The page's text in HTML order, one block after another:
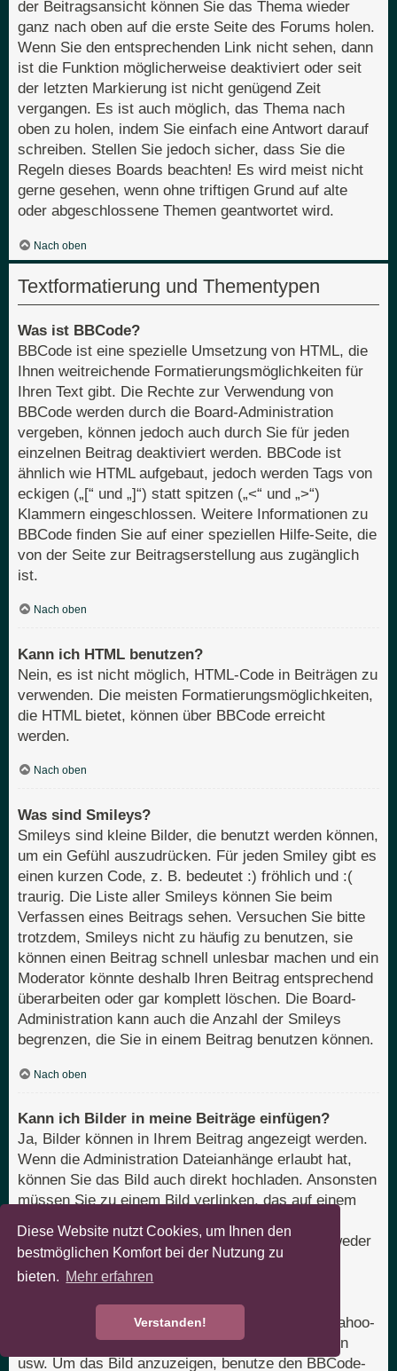
Diese Website nutzt Cookies, um Ihnen den
bestmöglichen Komfort bei der Nutzung zu
bieten. Mehr erfahren
Verstanden!
der Beitragsansicht können Sie das Thema wieder
ganz nach oben auf die erste Seite des Forums holen.
Wenn Sie den entsprechenden Link nicht sehen, dann
ist die Funktion möglicherweise deaktiviert oder seit
der letzten Markierung ist nicht genügend Zeit
vergangen. Es ist auch möglich, das Thema nach
oben zu holen, indem Sie einfach eine Antwort darauf
schreiben. Stellen Sie jedoch sicher, dass Sie die
Regeln dieses Boards beachten! Es wird meist nicht
gerne gesehen, wenn ohne triftigen Grund auf alte
oder abgeschlossene Themen geantwortet wird.
Nach oben
Textformatierung und Thementypen
Was ist BBCode?
BBCode ist eine spezielle Umsetzung von HTML, die
Ihnen weitreichende Formatierungsmöglichkeiten für
Ihren Text gibt. Die Rechte zur Verwendung von
BBCode werden durch die Board-Administration
vergeben, können jedoch auch durch Sie für jeden
einzelnen Beitrag deaktiviert werden. BBCode ist
ähnlich wie HTML aufgebaut, jedoch werden Tags von
eckigen („[“ und „]“) statt spitzen („<“ und „>“)
Klammern eingeschlossen. Weitere Informationen zu
BBCode finden Sie auf einer speziellen Hilfe-Seite, die
von der Seite zur Beitragserstellung aus zugänglich
ist.
Nach oben
Kann ich HTML benutzen?
Nein, es ist nicht möglich, HTML-Code in Beiträgen zu
verwenden. Die meisten Formatierungsmöglichkeiten,
die HTML bietet, können über BBCode erreicht
werden.
Nach oben
Was sind Smileys?
Smileys sind kleine Bilder, die benutzt werden können,
um ein Gefühl auszudrücken. Für jeden Smiley gibt es
einen kurzen Code, z. B. bedeutet :) fröhlich und :(
traurig. Die Liste aller Smileys können Sie beim
Verfassen eines Beitrags sehen. Versuchen Sie bitte
trotzdem, Smileys nicht zu häufig zu benutzen, sie
können einen Beitrag schnell unlesbar machen und ein
Moderator könnte deshalb Ihren Beitrag entsprechend
überarbeiten oder gar komplett löschen. Die Board-
Administration kann auch die Anzahl der Smileys
begrenzen, die Sie in einem Beitrag benutzen können.
Nach oben
Kann ich Bilder in meine Beiträge einfügen?
Ja, Bilder können in Ihrem Beitrag angezeigt werden.
Wenn die Administration Dateianhänge erlaubt hat,
können Sie das Bild auch direkt hochladen. Ansonsten
müssen Sie zu einem Bild verlinken, das auf einem
http://www.domain.tld/mein-bild.gif. Sie können weder
Bilder verlinken, die sich auf Ihrem eigenen PC
befinden (außer es ist ein öffentlich zugänglicher
Server), noch zu Bildern, die nur nach einer
Anmeldung verfügbar sind, z. B. Hotmail- oder Yahoo-
Mailboxen, mit einem Passwort geschützte Seiten
usw. Um das Bild anzuzeigen, benutze den BBCode-